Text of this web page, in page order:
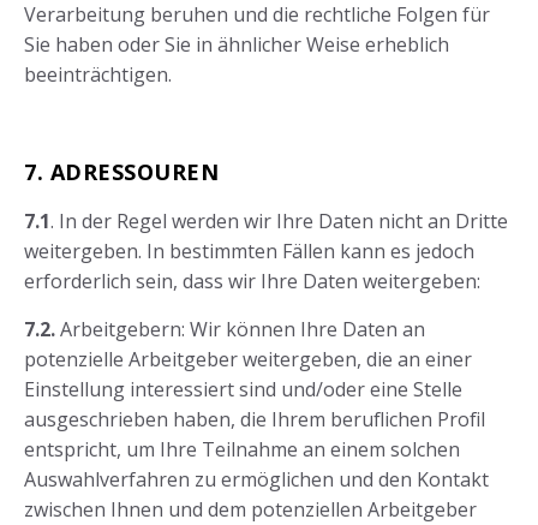
Verarbeitung beruhen und die rechtliche Folgen für
Sie haben oder Sie in ähnlicher Weise erheblich
beeinträchtigen.
7. ADRESSOUREN
7.1. In der Regel werden wir Ihre Daten nicht an Dritte
weitergeben. In bestimmten Fällen kann es jedoch
erforderlich sein, dass wir Ihre Daten weitergeben:
7.2.Arbeitgebern: Wir können Ihre Daten an
potenzielle Arbeitgeber weitergeben, die an einer
Einstellung interessiert sind und/oder eine Stelle
ausgeschrieben haben, die Ihrem beruflichen Profil
entspricht, um Ihre Teilnahme an einem solchen
Auswahlverfahren zu ermöglichen und den Kontakt
zwischen Ihnen und dem potenziellen Arbeitgeber